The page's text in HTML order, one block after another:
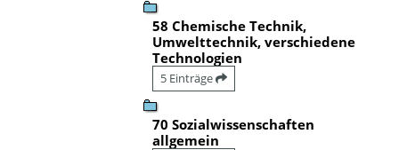
58 Chemische Technik,
Umwelttechnik, verschiedene
Technologien
5 Einträge
70 Sozialwissenschaften
allgemein